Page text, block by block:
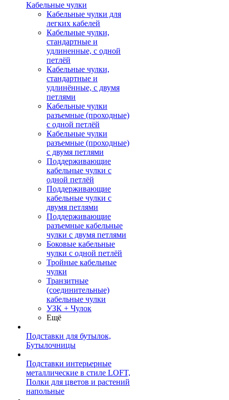
Кабельные чулки
Кабельные чулки для
легких кабелей
Кабельные чулки,
стандартные и
удлиненные, с одной
петлёй
Кабельные чулки,
стандартные и
удлинённые, с двумя
петлями
Кабельные чулки
разъемные (проходные)
с одной петлёй
Кабельные чулки
разъемные (проходные)
с двумя петлями
Поддерживающие
кабельные чулки с
одной петлёй
Поддерживающие
кабельные чулки с
двумя петлями
Поддерживающие
разъемные кабельные
чулки с двумя петлями
Боковые кабельные
чулки с одной петлёй
Тройные кабельные
чулки
Транзитные
(соединительные)
кабельные чулки
УЗК + Чулок
Ещё
Подставки для бутылок,
Бутылочницы
Подставки интерьерные
металлические в стиле LOFT,
Полки для цветов и растений
напольные